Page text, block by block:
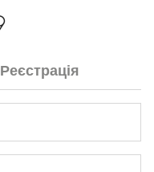
Реєстрація